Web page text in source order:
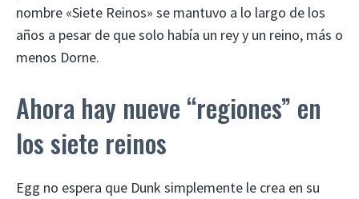
nombre «Siete Reinos» se mantuvo a lo largo de los
años a pesar de que solo había un rey y un reino, más o
menos Dorne.
Ahora hay nueve “regiones” en
los siete reinos
Egg no espera que Dunk simplemente le crea en su